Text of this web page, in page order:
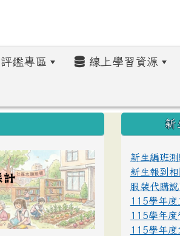
評鑑專區 線上學習資源
:::
新
新生編班測
新生報到
服裝代購說
115學年度
115學年度
115學年度